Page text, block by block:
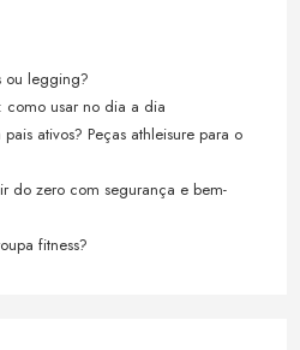
ou legging?
como usar no dia a dia
ativos? Peças athleisure para o
do zero com segurança e bem-
fitness?